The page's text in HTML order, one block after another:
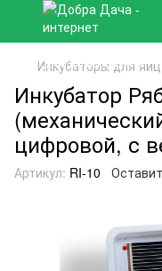
Инкубаторы для яиц
Инкубатор
цифровой, с
Артикул: RI-10